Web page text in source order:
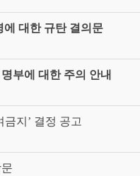
에 대한 규탄 결의문
부에 대한 주의 안내
지’ 결정 공고